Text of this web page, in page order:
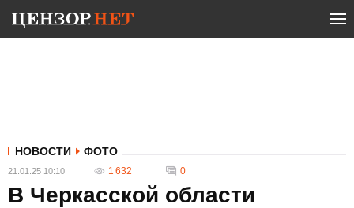
НОВОСТИ ФОТО
21.01.25 10:10 1 632 0
В Черкасской области